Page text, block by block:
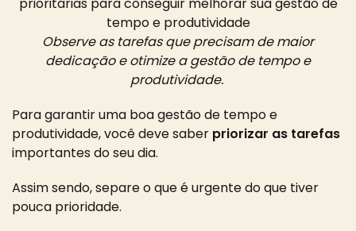
Observe as tarefas que precisam de maior
dedicação e otimize a gestão de tempo e
produtividade.
Para garantir uma boa gestão de tempo e
produtividade, você deve saber priorizar as tarefas
importantes do seu dia.
Assim sendo,separe o que é urgente do que tiver
pouca prioridade.